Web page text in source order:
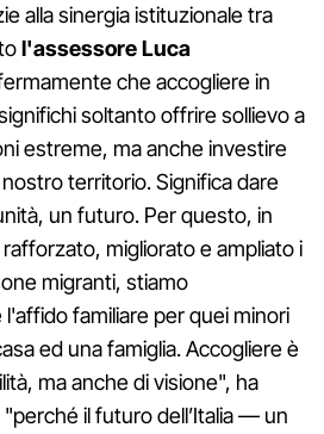
alla sinergia istituzionale tra
l'assessore Luca
che accogliere in
soltanto offrire sollievo a
estreme, ma anche investire
territorio. Significa dare
un futuro. Per questo, in
migliorato e ampliato i
migranti, stiamo
familiare per quei minori
ed una famiglia. Accogliere è
ma anche di visione", ha
il futuro dell’Italia — un